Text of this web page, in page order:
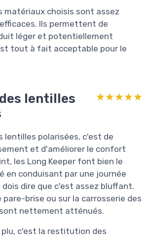
matériaux choisis sont assez
Ils permettent de
léger et potentiellement
tout à fait acceptable pour le
lentilles
★★★★★
★★★★★
lentilles polarisées, c'est de
et d'améliorer le confort
les Long Keeper font bien le
en conduisant par une journée
dire que c'est assez bluffant.
pare-brise ou sur la carrosserie des
nettement atténués.
plu, c'est la restitution des